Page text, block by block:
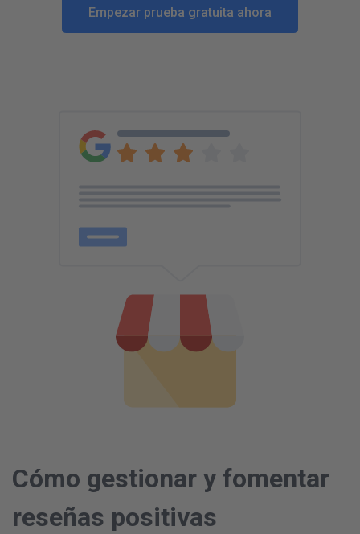
Empezar prueba gratuita ahora
Cómo gestionar y fomentar
reseñas positivas